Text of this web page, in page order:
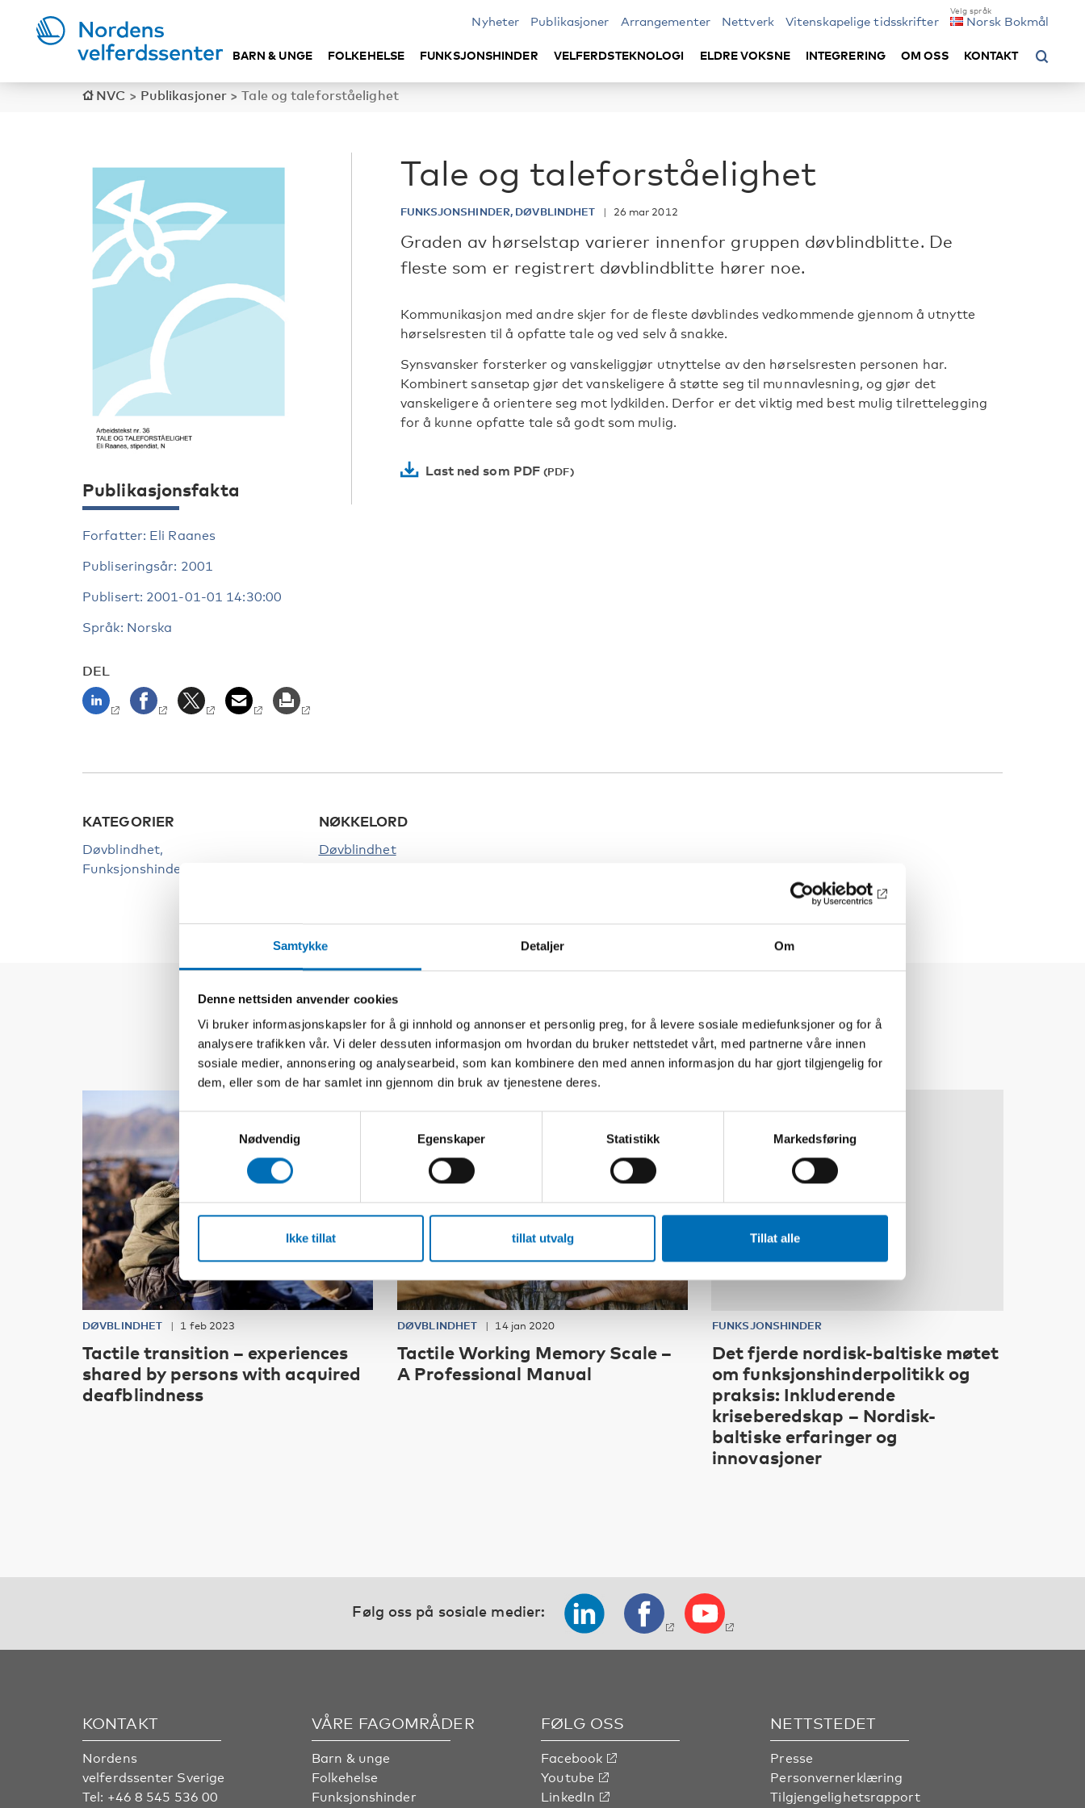
Samtykke Detaljer Om
Denne nettsiden anvender cookies
Vi bruker informasjonskapsler for å gi innhold og annonser et personlig preg, for å levere sosiale mediefunksjoner og for å
analysere trafikken vår. Vi deler dessuten informasjon om hvordan du bruker nettstedet vårt, med partnerne våre innen
sosiale medier, annonsering og analysearbeid, som kan kombinere den med annen informasjon du har gjort tilgjengelig for
dem, eller som de har samlet inn gjennom din bruk av tjenestene deres.
Nødvendig
Egenskaper Statistikk Markedsføring
Ikke tillat tillat utvalg Tillat alle
Nyheter Publikasjoner Arrangementer Nettverk Vitenskapelige tidsskrifter Norsk Bokmål
BARN & UNGE FOLKEHELSE FUNKSJONSHINDER VELFERDSTEKNOLOGI ELDRE VOKSNE INTEGRERING OM OSS KONTAKT
NVC > Publikasjoner >Tale og taleforståelighet
Tale og taleforståelighet
FUNKSJONSHINDER, DØVBLINDHET 26 mar 2012
Graden av hørselstap varierer innenfor gruppen døvblindblitte. De
fleste som er registrert døvblindblitte hører noe.
Kommunikasjon med andre skjer for de fleste døvblindes vedkommende gjennom å utnytte
hørselsresten til å opfatte tale og ved selv å snakke.
Synsvansker forsterker og vanskeliggjør utnyttelse av den hørselsresten personen har.
Kombinert sansetap gjør det vanskeligere å støtte seg til munnavlesning, og gjør det
vanskeligere å orientere seg mot lydkilden. Derfor er det viktig med best mulig tilrettelegging
for å kunne opfatte tale så godt som mulig.
Last ned som PDF
Publikasjonsfakta
Forfatter: Eli Raanes
Publiseringsår: 2001
Publisert: 2001-01-01 14:30:00
Språk: Norska
DEL
KATEGORIER
Døvblindhet
Funksjonshinder
NØKKELORD
Døvblindhet
Relatert innhold
DØVBLINDHET 1 feb 2023
Tactile transition – experiences
shared by persons with acquired
deafblindness
DØVBLINDHET 14 jan 2020
Tactile Working Memory Scale –
A Professional Manual
FUNKSJONSHINDER
Det fjerde nordisk-baltiske møtet
om funksjonshinderpolitikk og
praksis: Inkluderende
kriseberedskap – Nordisk-
baltiske erfaringer og
innovasjoner
Følg oss på sosiale medier:
KONTAKT
Nordens
velferdssenter Sverige
Tel: +46 8 545 536 00
VÅRE FAGOMRÅDER
Barn & unge
Folkehelse
Funksjonshinder
FØLG OSS
Facebook
Youtube
LinkedIn
NETTSTEDET
Presse
Personvernerklæring
Tilgjengelighetsrapport